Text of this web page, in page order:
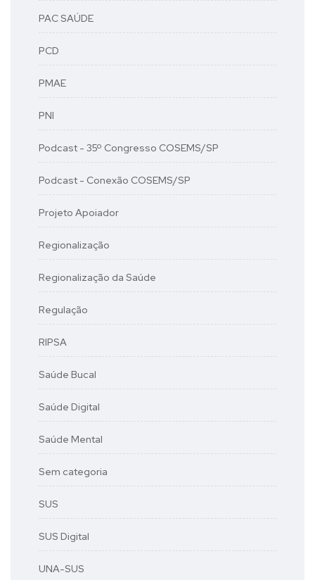
PAC SAÚDE
PCD
PMAE
PNI
Podcast - 35º Congresso COSEMS/SP
Podcast - Conexão COSEMS/SP
Projeto Apoiador
Regionalização
Regionalização da Saúde
Regulação
RIPSA
Saúde Bucal
Saúde Digital
Saúde Mental
Sem categoria
SUS
SUS Digital
UNA-SUS